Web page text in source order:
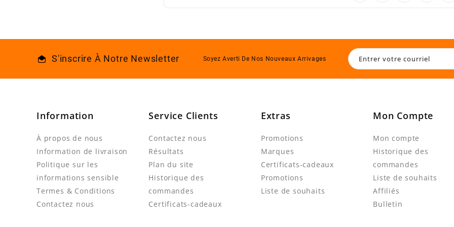
S'inscrire À Notre Newsletter Soyez Averti De Nos Nouveaux Arrivages
Information
À propos de nous
Information de livraison
Politique sur les
informations sensible
Termes & Conditions
Contactez nous
Service Clients
Contactez nous
Résultats
Plan du site
Historique des
commandes
Certificats-cadeaux
Extras
Promotions
Marques
Certificats-cadeaux
Promotions
Liste de souhaits
Mon Compte
Mon compte
Historique des
commandes
Liste de souhaits
Affiliés
Bulletin